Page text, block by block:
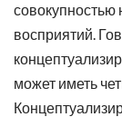
восприятий.
может иметь